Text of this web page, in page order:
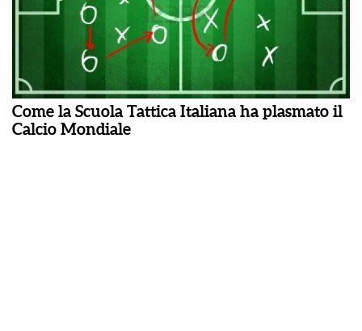
Come la Scuola Tattica Italiana ha plasmato il
Calcio Mondiale